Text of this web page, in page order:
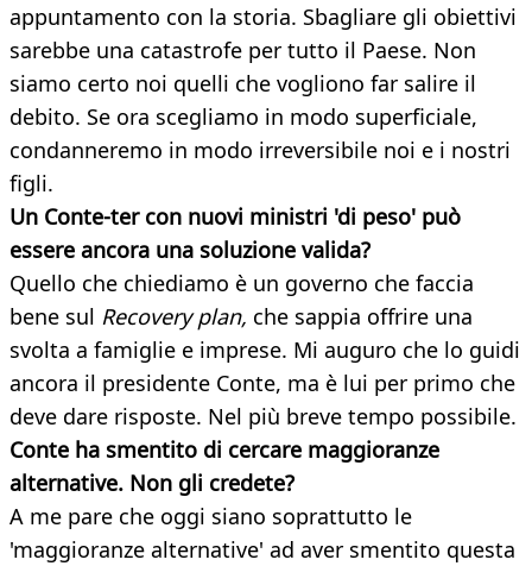
appuntamento con la storia. Sbagliare gli obiettivi
sarebbe una catastrofe per tutto il Paese. Non
siamo certo noi quelli che vogliono far salire il
debito. Se ora scegliamo in modo superficiale,
condanneremo in modo irreversibile noi e i nostri
figli.
Un Conte-ter con nuovi ministri 'di peso' può
essere ancora una soluzione valida?
Quello che chiediamo è un governo che faccia
bene sul Recovery plan, che sappia offrire una
svolta a famiglie e imprese. Mi auguro che lo guidi
ancora il presidente Conte, ma è lui per primo che
deve dare risposte. Nel più breve tempo possibile.
Conte ha smentito di cercare maggioranze
alternative. Non gli credete?
A me pare che oggi siano soprattutto le
'maggioranze alternative' ad aver smentito questa